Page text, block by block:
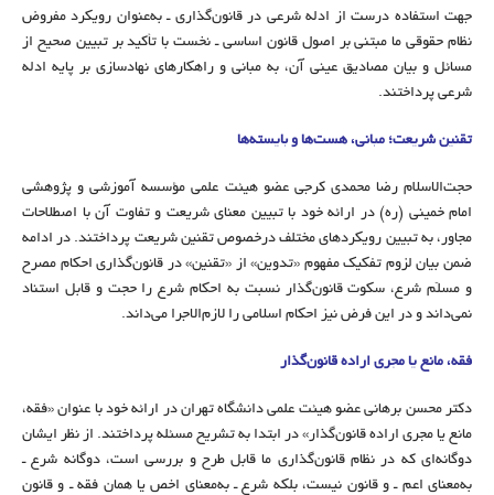
جهت استفاده درست از ادله شرعی در قانون‌گذاری ـ به‌عنوان رویکرد مفروض
نظام حقوقی ما مبتنی بر اصول قانون اساسی ـ نخست با تأکید بر تبیین صحیح از
مسائل و بیان مصادیق عینی آن، به مبانی و راهکارهای نهادسازی بر پایه ادله
شرعی پرداختند.
تقنین شریعت؛ مبانی، هست‌ها و بایسته‌ها
حجت‌الاسلام ‌‌‌رضا محمدی کرجی عضو هیئت علمی مؤسسه آموزشی و پژوهشی
امام خمینی (ره) در ارائه خود با تبیین معنای شریعت و تفاوت آن با اصطلاحات
مجاور، به تبیین رویکردهای مختلف درخصوص تقنین شریعت پرداختند. در ادامه
ضمن بیان لزوم تفکیک مفهوم «تدوین» از «تقنین» در قانون‌گذاری احکام مصرح
و مسلّم شرع، سکوت قانون‌گذار نسبت به احکام شرع را حجت و قابل استناد
نمی‌داند و در این فرض نیز احکام اسلامی را لازم‌الاجرا می‌داند.
فقه، مانع یا مجری اراده قانون‌گذار
دکتر محسن برهانی عضو هیئت علمی دانشگاه تهران در ارائه خود با عنوان «فقه،
مانع یا مجری اراده قانون‌گذار» در ابتدا به تشریح مسئله پرداختند. از نظر ایشان
دوگانه‌ای که در نظام قانون‌گذاری ما قابل طرح و بررسی است، دوگانه شرع ـ
به‌معنای اعم ـ و قانون نیست، بلکه شرع ـ به‌معنای اخص یا همان فقه ـ و قانون